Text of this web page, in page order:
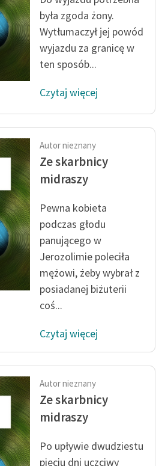
i
była zgoda żony.
Wytłumaczył jej powód
wyjazdu za granicę w
ten sposób...
Czytaj więcej
Autor nieznany
Ze skarbnicy
midraszy
Pewna kobieta
podczas głodu
panującego w
Jerozolimie poleciła
mężowi, żeby wybrał z
posiadanej biżuterii
coś...
Czytaj więcej
Autor nieznany
Ze skarbnicy
midraszy
Po upływie dwudziestu
pięciu dni uczciwy